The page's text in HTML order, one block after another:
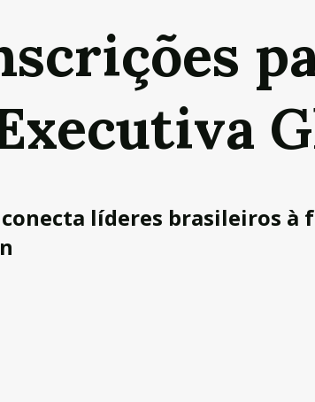
líderes brasileiros